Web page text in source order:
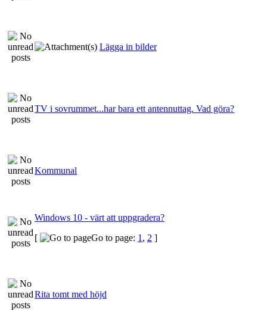
Lägga in bilder
TV i sovrummet...har bara ett antennuttag. Vad göra?
Kommunal
Windows 10 - värt att uppgradera?
[
Go to page: 1 , 2 ]
Rita tomt med höjd